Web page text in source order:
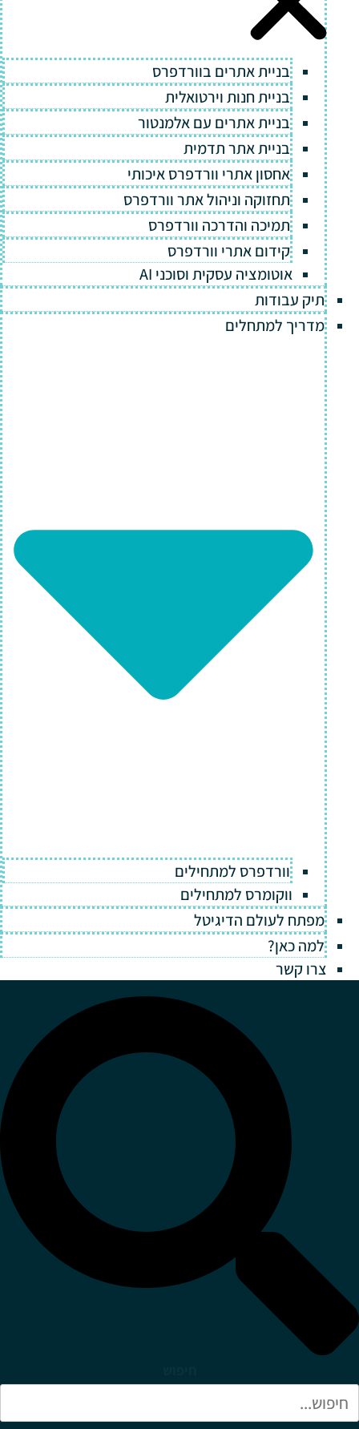
בניית אתרים בוורדפרס
בניית חנות וירטואלית
בניית אתרים עם אלמנטור
בניית אתר תדמית
אחסון אתרי וורדפרס איכותי
תחזוקה וניהול אתר וורדפרס
תמיכה והדרכה וורדפרס
קידום אתרי וורדפרס
אוטומציה עסקית וסוכני AI
תיק עבודות
מדריך למתחלים
וורדפרס למתחילים
ווקומרס למתחילים
מפתח לעולם הדיגיטל
למה כאן?
צרו קשר